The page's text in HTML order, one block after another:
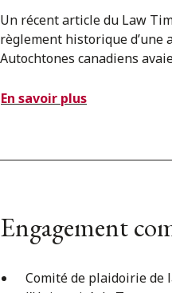
Un récent article du Law
règlement historique d’une
Autochtones canadiens
En savoir plus
Engagement
Comité de plaidoirie de